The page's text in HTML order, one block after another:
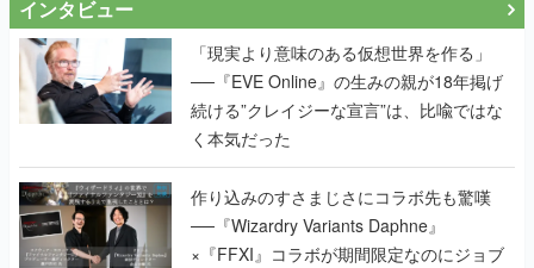
インタビュー
「現実より意味のある仮想世界を作る」
──『EVE Online』の生みの親が18年掲げ
続ける”クレイジーな宣言”は、比喩ではな
く本気だった
作り込みのすさまじさにコラボ先も驚嘆
──『Wizardry Variants Daphne』
×『FFXI』コラボが期間限定なのにジョブ